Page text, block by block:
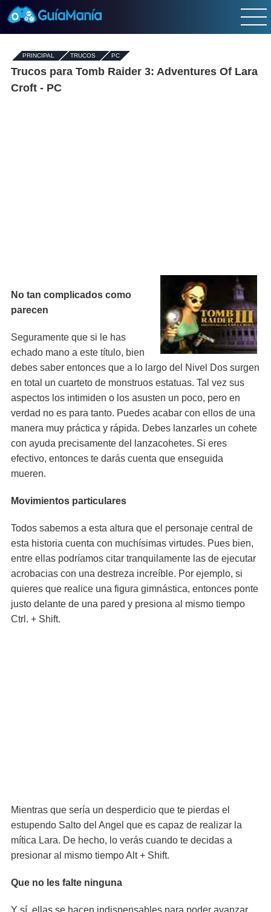
PRINCIPAL - TRUCOS- PC
Trucos para Tomb Raider 3: Adventures Of Lara
Croft - PC
No tan complicados como
parecen
Seguramente que si le has
echado mano a este título, bien
debes saber entonces que a lo largo del Nivel Dos surgen
en total un cuarteto de monstruos estatuas. Tal vez sus
aspectos los intimiden o los asusten un poco, pero en
verdad no es para tanto. Puedes acabar con ellos de una
manera muy práctica y rápida. Debes lanzarles un cohete
con ayuda precisamente del lanzacohetes. Si eres
efectivo, entonces te darás cuenta que enseguida
mueren.
Movimientos particulares
Todos sabemos a esta altura que el personaje central de
esta historia cuenta con muchísimas virtudes. Pues bien,
entre ellas podríamos citar tranquilamente las de ejecutar
acrobacias con una destreza increíble. Por ejemplo, si
quieres que realice una figura gimnástica, entonces ponte
justo delante de una pared y presiona al mismo tiempo
Ctrl. + Shift.
Mientras que sería un desperdicio que te pierdas el
estupendo Salto del Angel que es capaz de realizar la
mítica Lara. De hecho, lo verás cuando te decidas a
presionar al mismo tiempo Alt + Shift.
Que no les falte ninguna
Y sí, ellas se hacen indispensables para poder avanzar